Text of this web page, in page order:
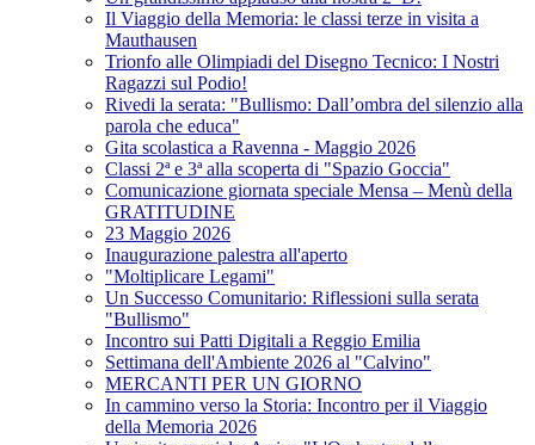
Il Viaggio della Memoria: le classi terze in visita a
Mauthausen
Trionfo alle Olimpiadi del Disegno Tecnico: I Nostri
Ragazzi sul Podio!
Rivedi la serata: "Bullismo: Dall’ombra del silenzio alla
parola che educa"
Gita scolastica a Ravenna - Maggio 2026
Classi 2ª e 3ª alla scoperta di "Spazio Goccia"
Comunicazione giornata speciale Mensa – Menù della
GRATITUDINE
23 Maggio 2026
Inaugurazione palestra all'aperto
"Moltiplicare Legami"
Un Successo Comunitario: Riflessioni sulla serata
"Bullismo"
Incontro sui Patti Digitali a Reggio Emilia
Settimana dell'Ambiente 2026 al "Calvino"
MERCANTI PER UN GIORNO
In cammino verso la Storia: Incontro per il Viaggio
della Memoria 2026